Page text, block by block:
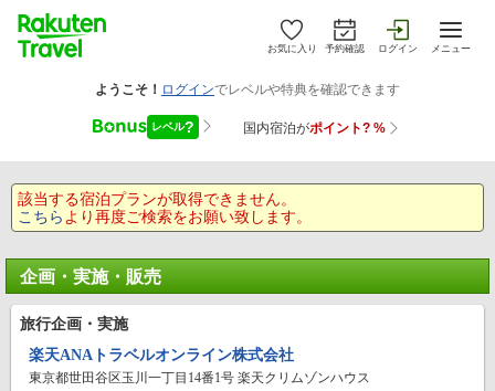
お気に入り 予約確認 ログイン メニュー
該当する宿泊プランが取得できません。
こちら より再度ご検索をお願い致します。
企画・実施・販売
旅行企画・実施
楽天ANAトラベルオンライン株式会社
東京都世田谷区玉川一丁目14番1号 楽天クリムゾンハウス